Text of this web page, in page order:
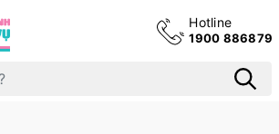
Hotline
1900 886879